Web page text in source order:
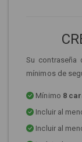
Su contraseña
mínimos de
Mínimo 8
Incluir al
Incluir al